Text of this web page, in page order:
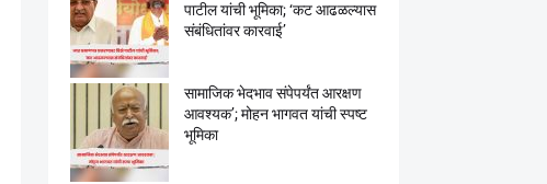
पाटील यांची भूमिका; ‘कट आढळल्यास
संबंधितांवर कारवाई’
सामाजिक भेदभाव संपेपर्यंत आरक्षण
आवश्यक’; मोहन भागवत यांची स्पष्ट
भूमिका